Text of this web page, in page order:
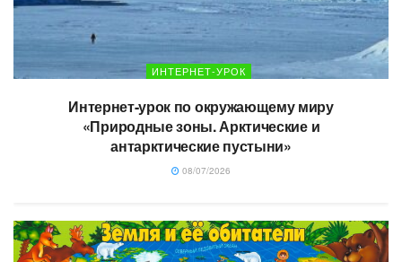
ИНТЕРНЕТ-УРОК
Интернет-урок по окружающему миру
«Природные зоны. Арктические и
антарктические пустыни»
08/07/2026